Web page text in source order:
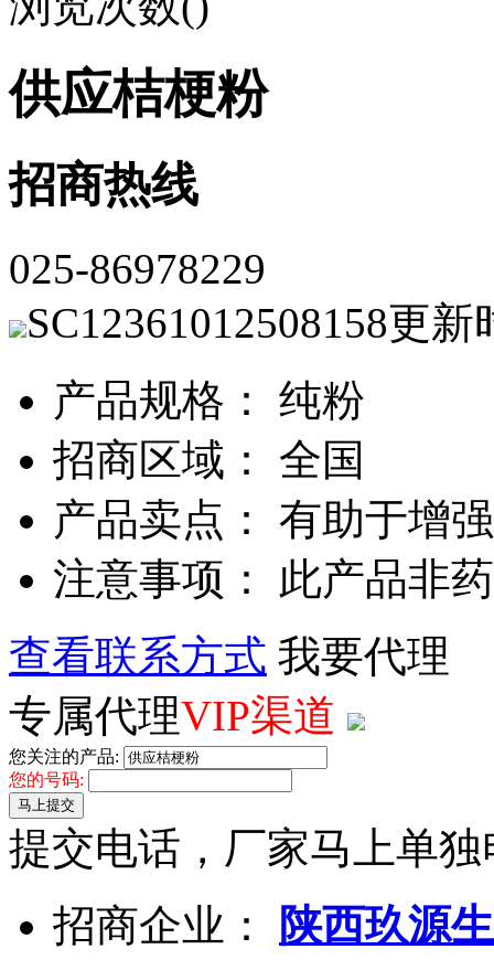
供应桔梗粉
招商热线
025-86978229
SC12361012508158更新
产品规格： 纯粉
招商区域： 全国
产品卖点： 有助于增
注意事项： 此产品非
查看联系方式 我要代理
专属代理VIP渠道
您关注的产品:
您的号码:
马上提交
提交电话，厂家马上单
招商企业：
陕西玖源